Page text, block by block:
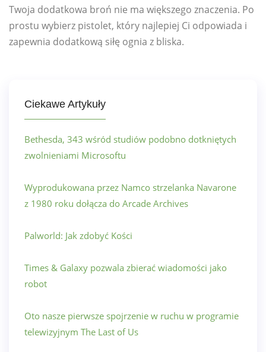
Twoja dodatkowa broń nie ma większego znaczenia. Po
prostu wybierz pistolet, który najlepiej Ci odpowiada i
zapewnia dodatkową siłę ognia z bliska.
Ciekawe Artykuły
Bethesda, 343 wśród studiów podobno dotkniętych
zwolnieniami Microsoftu
Wyprodukowana przez Namco strzelanka Navarone
z 1980 roku dołącza do Arcade Archives
Palworld: Jak zdobyć Kości
Times & Galaxy pozwala zbierać wiadomości jako
robot
Oto nasze pierwsze spojrzenie w ruchu w programie
telewizyjnym The Last of Us